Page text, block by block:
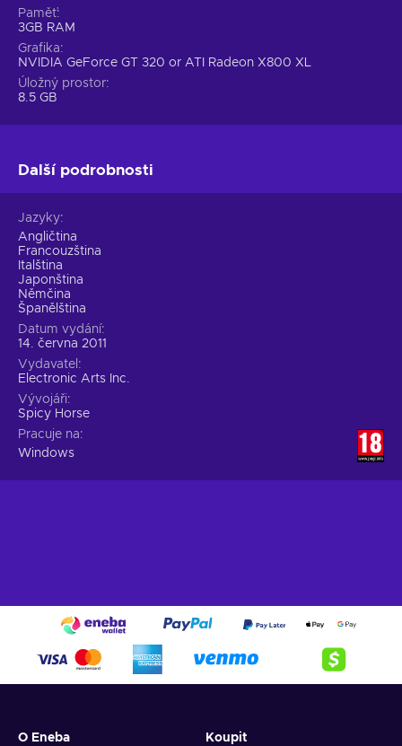
Paměť
3GB RAM
Grafika
NVIDIA GeForce GT 320 or ATI Radeon X800 XL
Úložný prostor
8.5 GB
Další podrobnosti
Jazyky
Angličtina
Francouzština
Italština
Japonština
Němčina
Španělština
Datum vydání
14. června 2011
Vydavatel
Electronic Arts Inc.
Vývojáři
Spicy Horse
Pracuje na
Windows
O Eneba Koupit